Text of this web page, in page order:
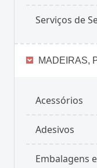
Serviços de
MADEIRAS,
Acessórios
Adesivos
Embalagens